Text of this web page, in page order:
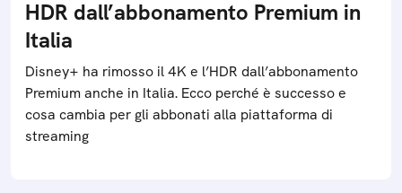
HDR dall’abbonamento Premium in
Italia
Disney+ ha rimosso il 4K e l’HDR dall’abbonamento
Premium anche in Italia. Ecco perché è successo e
cosa cambia per gli abbonati alla piattaforma di
streaming